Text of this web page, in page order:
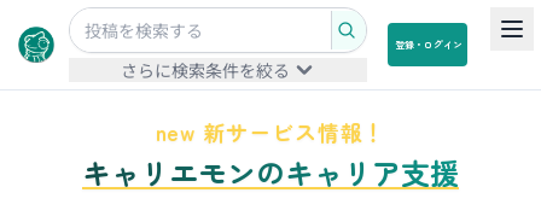
さらに検索条件を絞る
登録・ログイン
new 新サービス情報！
キャリエモンのキャリア支援